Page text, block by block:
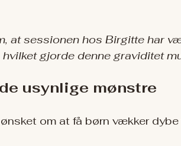
at sessionen hos Birgitte har
gjorde denne graviditet
usynlige mønstre
om at få børn vækker